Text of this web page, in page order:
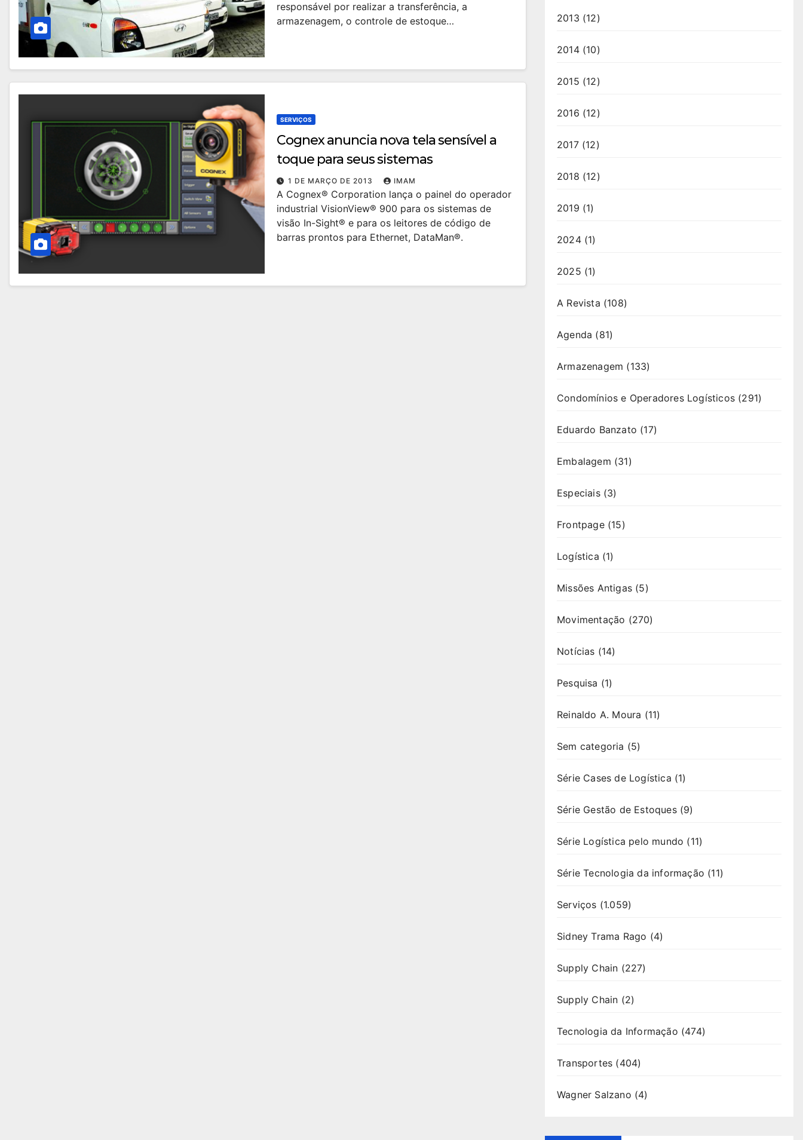
responsável por realizar a transferência, a
armazenagem, o controle de estoque…
SERVIÇOS
Cognex anuncia nova tela sensível a
toque para seus sistemas
1 DE MARÇO DE 2013 IMAM
A Cognex® Corporation lança o painel do operador
industrial VisionView® 900 para os sistemas de
visão In-Sight® e para os leitores de código de
barras prontos para Ethernet, DataMan®.
2013 (12)
2014(10)
2015 (12)
2016 (12)
2017(12)
2018 (12)
2019 (1)
2024(1)
2025 (1)
A Revista (108)
Agenda (81)
Armazenagem (133)
Condomínios e Operadores Logísticos (291)
Eduardo Banzato (17)
Embalagem (31)
Especiais(3)
Frontpage(15)
Logística (1)
Missões Antigas (5)
Movimentação (270)
Notícias (14)
Pesquisa (1)
Reinaldo A. Moura (11)
Sem categoria (5)
Série Cases de Logística (1)
Série Gestão de Estoques(9)
Série Logística pelo mundo (11)
Série Tecnologia da informação (11)
Serviços (1.059)
Sidney Trama Rago (4)
Supply Chain (227)
Supply Chain (2)
Tecnologia da Informação (474)
Transportes (404)
Wagner Salzano (4)